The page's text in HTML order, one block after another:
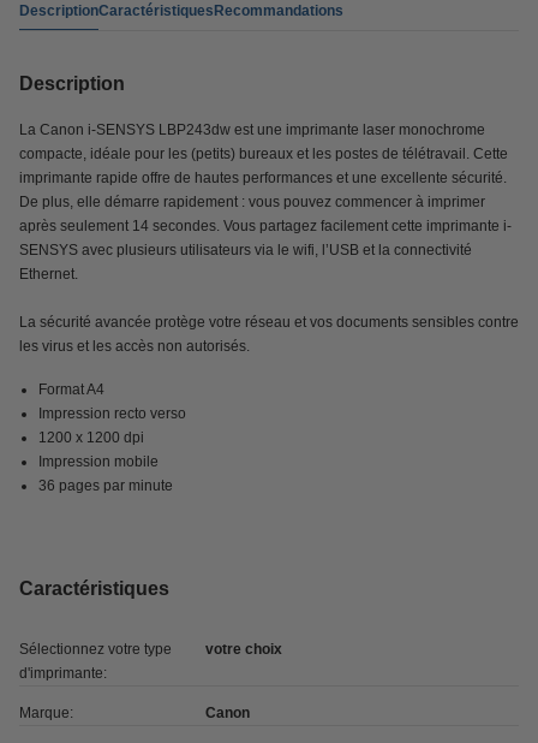
DescriptionCaractéristiquesRecommandations
Description
La Canon i-SENSYS LBP243dw est une imprimante laser monochrome
compacte, idéale pour les (petits) bureaux et les postes de télétravail. Cette
imprimante rapide offre de hautes performances et une excellente sécurité.
De plus, elle démarre rapidement : vous pouvez commencer à imprimer
après seulement 14 secondes. Vous partagez facilement cette imprimante i-
SENSYS avec plusieurs utilisateurs via le wifi, l’USB et la connectivité
Ethernet.
La sécurité avancée protège votre réseau et vos documents sensibles contre
les virus et les accès non autorisés.
Format A4
Impression recto verso
1200 x 1200 dpi
Impression mobile
36 pages par minute
Caractéristiques
Sélectionnez votre type
d'imprimante:
votre choix
Marque: Canon